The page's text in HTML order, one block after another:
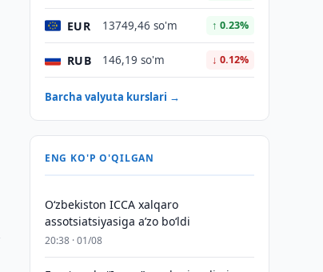
EUR 13749,46 so'm ↑ 0.23%
RUB 146,19 so'm ↓ 0.12%
Barcha valyuta kurslari →
ENG KO'P O'QILGAN
O‘zbekiston ICCA xalqaro
assotsiatsiyasiga aʼzo bo‘ldi
20:38 · 01/08